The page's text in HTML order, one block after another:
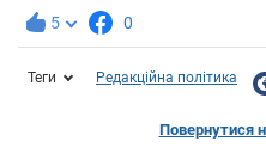
5 0
Теги Редакційна політика
Повернутися